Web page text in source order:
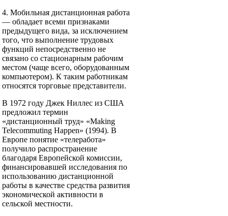
4. Мобильная дистанционная работа
— обладает всеми признаками
предыдущего вида, за исключением
того, что выполнение трудовых
функций непосредственно не
связано со стационарным рабочим
местом (чаще всего, оборудованным
компьютером). К таким работникам
относятся торговые представители.
В 1972 году Джек Ниллес из США
предложил термин
«дистанционный труд» «Making
Telecommuting Happen» (1994). В
Европе понятие «телеработа»
получило распространение
благодаря Европейской комиссии,
финансировавшей исследования по
использованию дистанционной
работы в качестве средства развития
экономической активности в
сельской местности.